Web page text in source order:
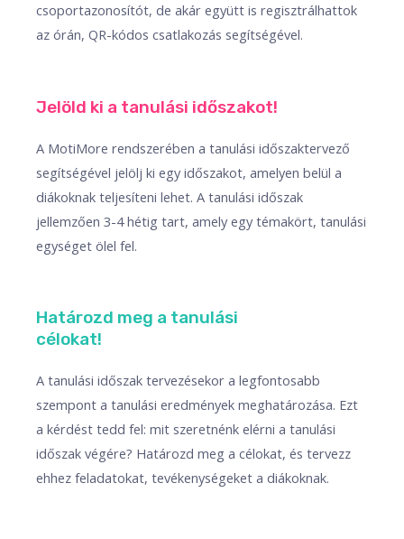
csoportazonosítót, de akár együtt is regisztrálhattok
az órán, QR-kódos csatlakozás segítségével. ​
Jelöld ki a tanulási időszakot!​
A MotiMore rendszerében a tanulási időszaktervező
segítségével jelölj ki egy időszakot, amelyen belül a
diákoknak teljesíteni lehet. A tanulási időszak
jellemzően 3-4 hétig tart, amely egy témakört, tanulási
egységet ölel fel. ​
Határozd meg a tanulási
célokat!​
A tanulási időszak tervezésekor a legfontosabb
szempont a tanulási eredmények meghatározása. Ezt
a kérdést tedd fel: mit szeretnénk elérni a tanulási
időszak végére? Határozd meg a célokat, és tervezz
ehhez feladatokat, tevékenységeket a diákoknak.​